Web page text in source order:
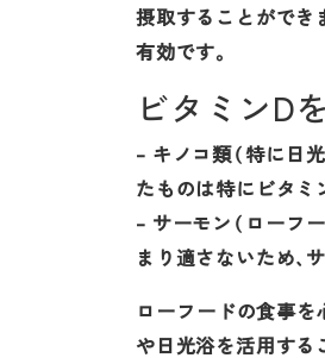
摂取することができ
有効です。
ビタミンD
– キノコ類（特に日
たものは特にビタミ
– サーモン（ローフ
まり適さないため、
ローフードの食事を
や日光浴を活用する